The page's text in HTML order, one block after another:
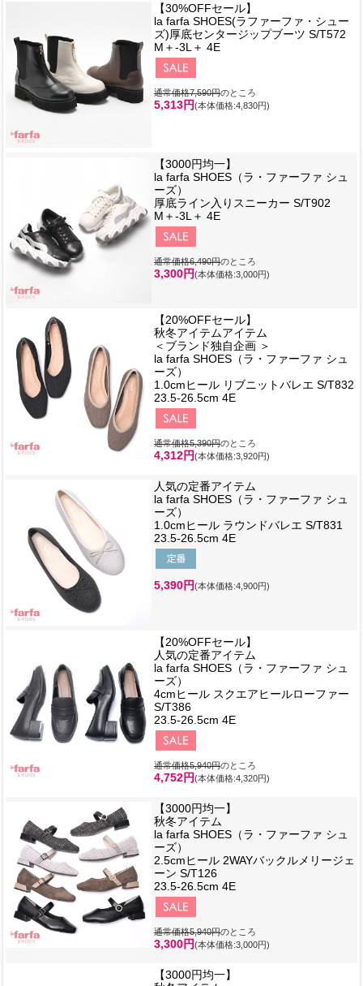
【30%OFFセール】
la farfa SHOES(ラファーファ・シュー
ズ)厚底センタージップブーツ S/T572
M＋-3L＋ 4E
通常価格7,590円のところ
5,313円(本体価格:4,830円)
【3000円均一】
la farfa SHOES（ラ・ファーファ シュ
ーズ）
厚底ライン入りスニーカー S/T902
M＋-3L＋ 4E
通常価格6,490円のところ
3,300円(本体価格:3,000円)
【20%OFFセール】
秋冬アイテムアイテム
＜ブランド独自企画 ＞
la farfa SHOES（ラ・ファーファ シュ
ーズ）
1.0cmヒール リブニットバレエ S/T832
23.5-26.5cm 4E
通常価格5,390円のところ
4,312円(本体価格:3,920円)
人気の定番アイテム
la farfa SHOES（ラ・ファーファ シュ
ーズ）
1.0cmヒール ラウンドバレエ S/T831
23.5-26.5cm 4E
5,390円(本体価格:4,900円)
【20%OFFセール】
人気の定番アイテム
la farfa SHOES（ラ・ファーファ シュ
ーズ）
4cmヒール スクエアヒールローファー
S/T386
23.5-26.5cm 4E
通常価格5,940円のところ
4,752円(本体価格:4,320円)
【3000円均一】
秋冬アイテム
la farfa SHOES（ラ・ファーファ シュ
ーズ）
2.5cmヒール 2WAYバックルメリージェ
ーン S/T126
23.5-26.5cm 4E
通常価格5,940円のところ
3,300円(本体価格:3,000円)
【3000円均一】